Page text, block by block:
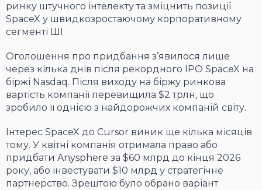
ринку штучного інтелекту та зміцнить позиції
SpaceX у швидкозростаючому корпоративному
сегменті ШІ.
Оголошення про придбання з’явилося лише
через кілька днів після рекордного IPO SpaceX на
біржі Nasdaq. Після виходу на біржу ринкова
вартість компанії перевищила $2 трлн, що
зробило її однією з найдорожчих компаній світу.
Інтерес SpaceX до Cursor виник ще кілька місяців
тому. У квітні компанія отримала право або
придбати Anysphere за $60 млрд до кінця 2026
року, або інвестувати $10 млрд у стратегічне
партнерство. Зрештою було обрано варіант